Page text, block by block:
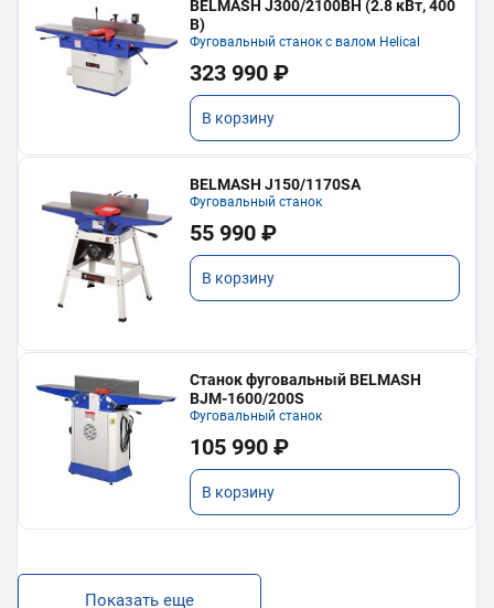
BELMASH J300/2100ВH (2.8 кВт, 400
В)
Фуговальный станок с валом Helical
323 990 ₽
В корзину
BELMASH J150/1170SA
Фуговальный станок
55 990 ₽
В корзину
Станок фуговальный BELMASH
BJM-1600/200S
Фуговальный станок
105 990 ₽
В корзину
Показать еще